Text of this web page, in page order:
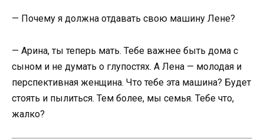
— Почему я должна отдавать свою машину Лене?
— Арина, ты теперь мать. Тебе важнее быть дома с
сыном и не думать о глупостях. А Лена — молодая и
перспективная женщина. Что тебе эта машина? Будет
стоять и пылиться. Тем более, мы семья. Тебе что,
жалко?